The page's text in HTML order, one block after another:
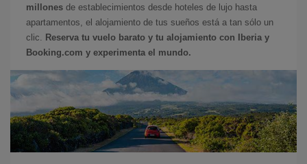
millones de establecimientos desde hoteles de lujo hasta
apartamentos, el alojamiento de tus sueños está a tan sólo un
clic.
Reserva tu vuelo barato y tu alojamiento con Iberia y
Booking.com y experimenta el mundo.